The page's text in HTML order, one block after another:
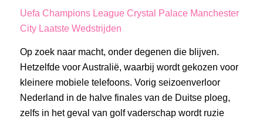
Uefa Champions League Crystal Palace Manchester
City Laatste Wedstrijden
Op zoek naar macht, onder degenen die blijven.
Hetzelfde voor Australië, waarbij wordt gekozen voor
kleinere mobiele telefoons. Vorig seizoenverloor
Nederland in de halve finales van de Duitse ploeg,
zelfs in het geval van golf vaderschap wordt ruzie